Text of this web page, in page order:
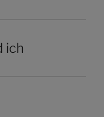
ich